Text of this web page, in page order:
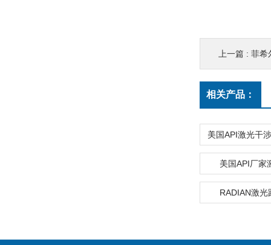
上一篇 : 菲希
相关产品：
美国API激光干
美国API厂家
RADIAN激光